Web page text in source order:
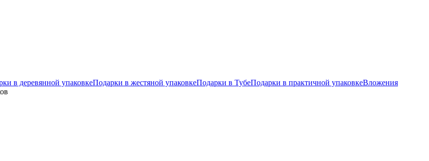
в деревянной упаковкеПодарки в жестяной упаковкеПодарки в ТубеПодарки в практичной упаковкеВложения